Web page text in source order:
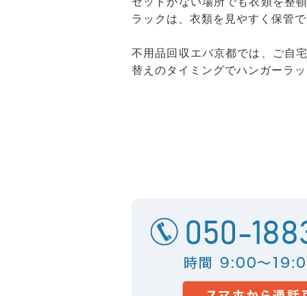
ラックは、衣類を見やすく保管
不用品回収エバ京都では、ご自
替えのタイミングでハンガーラ